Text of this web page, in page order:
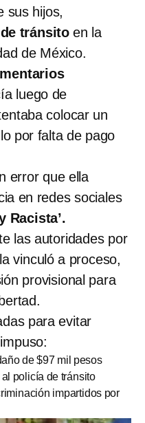
sus hijos,
tránsito en la
de México.
luego de
colocar un
por falta de pago
error que ella
en redes sociales
Racista’.
las autoridades por
vinculó a proceso,
provisional para
para evitar
de $97 mil pesos
policía de tránsito
impartidos por